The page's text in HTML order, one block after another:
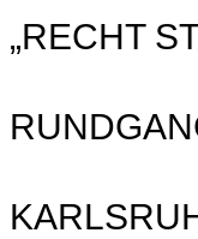
„RECHT